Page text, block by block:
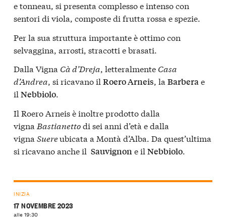
e tonneau, si presenta complesso e intenso con
sentori di viola, composte di frutta rossa e spezie.
Per la sua struttura importante è ottimo con
selvaggina, arrosti, stracotti e brasati.
Dalla Vigna Cà d’Dreja, letteralmente Casa
d’Andrea, si ricavano il Roero Arneis, la Barberae
il Nebbiolo.
Il Roero Arneis è inoltre prodotto dalla
vigna Bastianettodi sei anni d’età e dalla
vigna Suereubicata a Montà d’Alba. Da quest’ultima
si ricavano anche il Sauvignone il Nebbiolo.
INIZIA
17 NOVEMBRE 2023
alle 19:30